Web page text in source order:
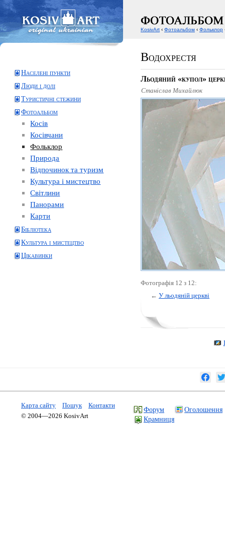
Водохрестя
Населені пункти
Люди і долі
Туристичні стежини
Фотоальбом
Косів
Косівчани
Фольклор
Природа
Відпочинок та туризм
Культура і мистецтво
Світлини
Панорами
Карти
Бібліотека
Культура і мистецтво
Цікавинки
Льодяний «купол»
Станіслав Михайлюк
Фотографія 12 з 12:
← У льодяній церкві
KosivArt ‹ Фотоальбом ‹ Фольклор
Карта сайту Пошук
Контакти
© 2004—2026 KosivArt
Форум
Оголошення
Крамниця